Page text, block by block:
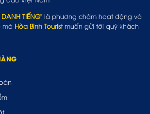
TIẾNG" là phương châm hoạt động và
mà Hòa Bình Touristmuốn gửi tới quý khách